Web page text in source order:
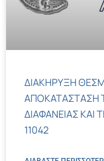
ΔΙΑΚΗΡΥΞΗ
ΑΠΟΚΑΤΑΣΤΑΣΗ
ΔΙΑΦΑΝΕΙΑΣ ΚΑΙ
11042